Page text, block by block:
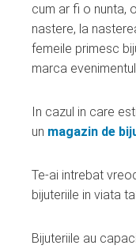
cum ar fi o nunta,
nastere, la
femeile primesc
marca
In cazul in care
un magazin de
Te-ai intrebat
bijuteriile in viata
Bijuteriile au